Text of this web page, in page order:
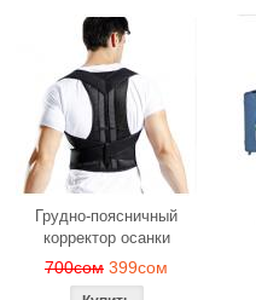
Грудно-поясничный
корректор осанки
700сом 399сом